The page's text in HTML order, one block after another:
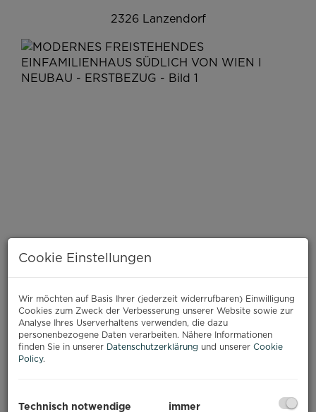
2326 Lanzendorf
Cookie Einstellungen
Wir möchten auf Basis Ihrer (jederzeit widerrufbaren) Einwilligung
Cookies zum Zweck der Verbesserung unserer Website sowie zur
Analyse Ihres Userverhaltens verwenden, die dazu
personenbezogene Daten verarbeiten. Nähere Informationen
finden Sie in unserer Datenschutzerklärung und unserer Cookie
Policy.
Technisch notwendige immer